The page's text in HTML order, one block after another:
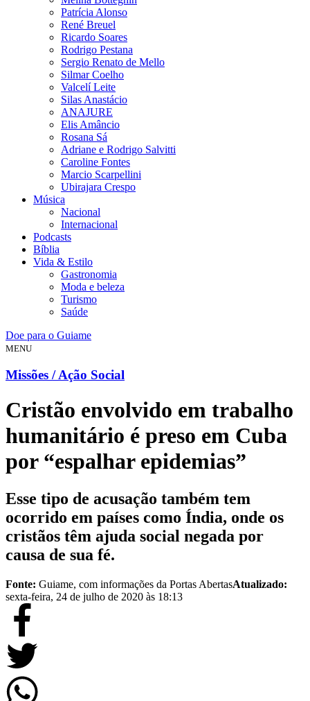
Patrícia Alonso
René Breuel
Ricardo Soares
Rodrigo Pestana
Sergio Renato de Mello
Silmar Coelho
Valcelí Leite
Silas Anastácio
ANAJURE
Elis Amâncio
Rosana Sá
Adriane e Rodrigo Salvitti
Caroline Fontes
Marcio Scarpellini
Ubirajara Crespo
Música
Nacional
Internacional
Podcasts
Bíblia
Vida & Estilo
Gastronomia
Moda e beleza
Turismo
Saúde
Doe para o Guiame
MENU
Missões / Ação Social
Cristão envolvido em trabalho
humanitário é preso em Cuba
por “espalhar epidemias”
Esse tipo de acusação também tem
ocorrido em países como Índia, onde os
cristãos têm ajuda social negada por
causa de sua fé.
Fonte: Guiame, com informações da Portas AbertasAtualizado:
sexta-feira, 24 de julho de 2020 às 18:13